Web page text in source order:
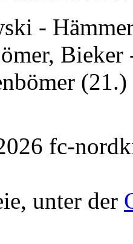
-
Bieker
(21.)
fc-
unter der